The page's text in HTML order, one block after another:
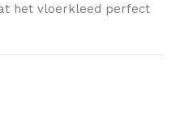
het vloerkleed perfect